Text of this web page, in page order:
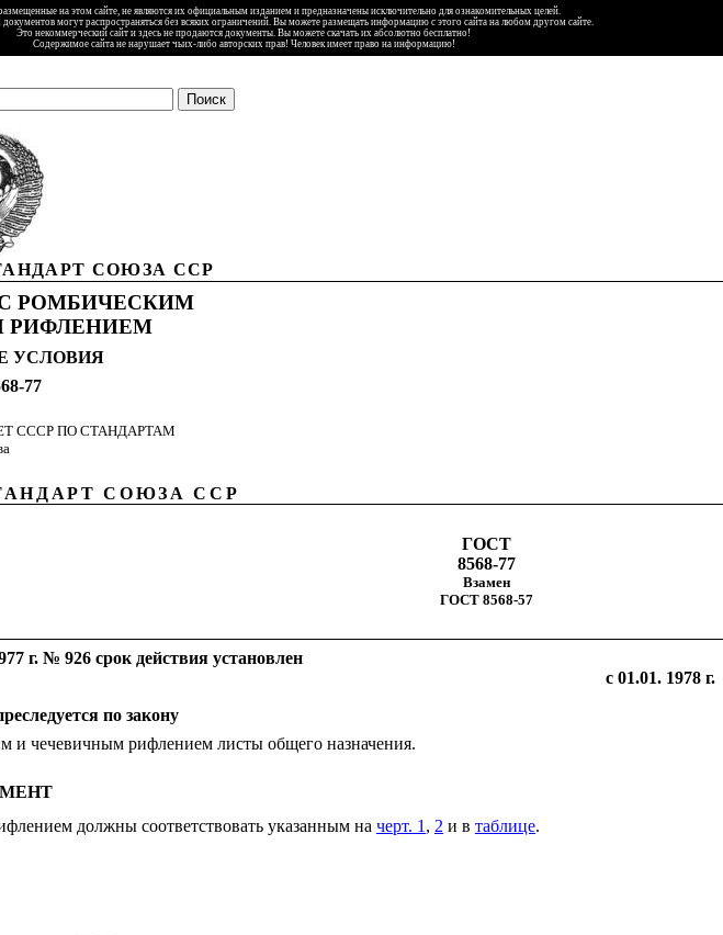
на этом сайте, не являются их официальным изданием и предназначены исключительно для ознакомительных целей.
могут распространяться без всяких ограничений. Вы можете размещать информацию с этого сайта на любом другом сайте.
Это некоммерческий сайт и здесь не продаются документы. Вы можете скачать их абсолютно бесплатно!
Содержимое сайта не нарушает чьих-либо авторских прав! Человек имеет право на информацию!
СОЮЗА ССР
РОМБИЧЕСКИМ
РИФЛЕНИЕМ
УСЛОВИЯ
77
СССР ПО СТАНДАРТАМ
СОЮЗА ССР
ГОСТ
8568-77
Взамен
ГОСТ 8568-57
г. № 926 срок действия установлен
с 01.01. 1978 г.
по закону
и чечевичным рифлением листы общего назначения.
должны соответствовать указанным на черт. 1 , 2 и в таблице.